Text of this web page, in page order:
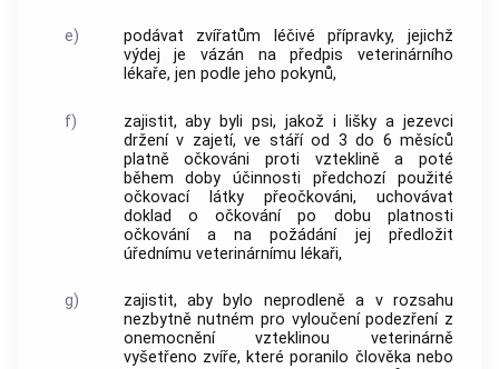
e)
podávat zvířatům léčivé přípravky, jejichž
výdej je vázán na předpis veterinárního
lékaře, jen podle jeho pokynů,
f)
zajistit, aby byli psi, jakož i lišky a jezevci
držení v zajetí, ve stáří od 3 do 6 měsíců
platně očkováni proti vzteklině a poté
během doby účinnosti předchozí použité
očkovací látky přeočkováni, uchovávat
doklad o očkování po dobu platnosti
očkování a na požádání jej předložit
úřednímu veterinárnímu lékaři,
g)
zajistit, aby bylo neprodleně a v rozsahu
nezbytně nutném pro vyloučení podezření z
onemocnění vzteklinou veterinárně
vyšetřeno zvíře, které poranilo člověka nebo